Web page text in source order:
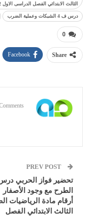
الثالث الابتدائي الفصل الدراسى الاول 1442 هـ
درس ف 4 الشبكات وعملية الضرب
0
Share
Facebook
تحضير فواز الحربي
الطرح مع وجود الأصفار
أرقام مادة الرياضيات
الثالث الابتدائي الفصل